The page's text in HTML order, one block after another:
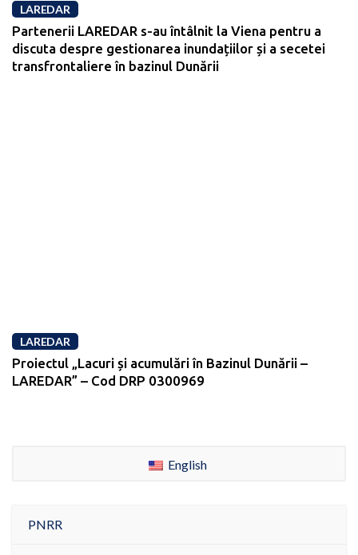
LAREDAR
Partenerii LAREDAR s-au întâlnit la Viena pentru a
discuta despre gestionarea inundațiilor și a secetei
transfrontaliere în bazinul Dunării
LAREDAR
Proiectul „Lacuri și acumulări în Bazinul Dunării –
LAREDAR” – Cod DRP 0300969
English
PNRR